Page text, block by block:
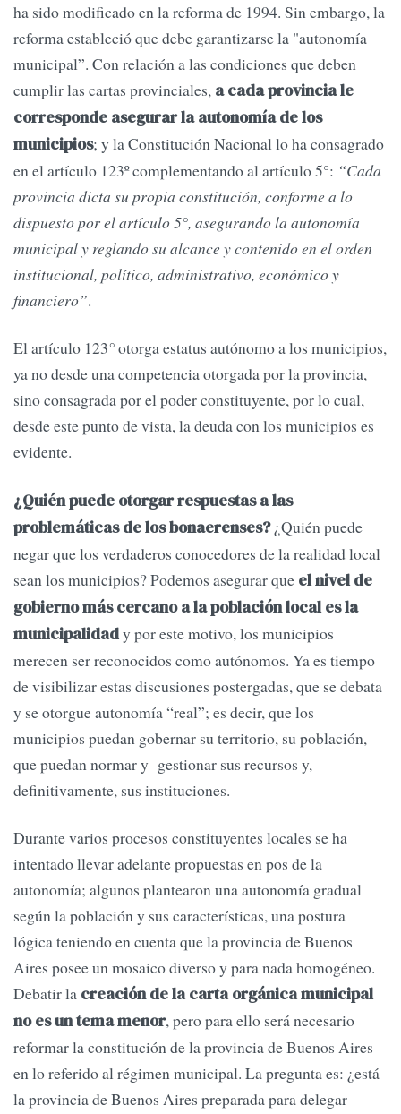
ha sido modificado en la reforma de 1994. Sin embargo, la
reforma estableció que debe garantizarse la "autonomía
municipal”. Con relación a las condiciones que deben
cumplir las cartas provinciales, a cada provincia le
corresponde asegurar la autonomía de los
municipios; y la Constitución Nacional lo ha consagrado
en el artículo 123º complementando al artículo 5°: “Cada
provincia dicta su propia constitución, conforme a lo
dispuesto por el artículo 5°, asegurando la autonomía
municipal y reglando su alcance y contenido en el orden
institucional, político, administrativo, económico y
financiero”.
El artículo 123°otorga estatus autónomo a los municipios,
ya no desde una competencia otorgada por la provincia,
sino consagrada por el poder constituyente, por lo cual,
desde este punto de vista, la deuda con los municipios es
evidente.
¿Quién puede otorgar respuestas a las
problemáticas de los bonaerenses?¿Quién puede
negar que los verdaderos conocedores de la realidad local
sean los municipios? Podemos asegurar que el nivel de
gobierno más cercano a la población local es la
municipalidady por este motivo, los municipios
merecen ser reconocidos como autónomos. Ya es tiempo
de visibilizar estas discusiones postergadas, que se debata
y se otorgue autonomía “real”; es decir, que los
municipios puedan gobernar su territorio, su población,
que puedan normar y gestionar sus recursos y,
definitivamente, sus instituciones.
Durante varios procesos constituyentes locales se ha
intentado llevar adelante propuestas en pos de la
autonomía; algunos plantearon una autonomía gradual
según la población y sus características, una postura
lógica teniendo en cuenta que la provincia de Buenos
Aires posee un mosaico diverso y para nada homogéneo.
Debatir la creación de la carta orgánica municipal
no es un tema menor, pero para ello será necesario
reformar la constitución de la provincia de Buenos Aires
en lo referido al régimen municipal. La pregunta es: ¿está
la provincia de Buenos Aires preparada para delegar